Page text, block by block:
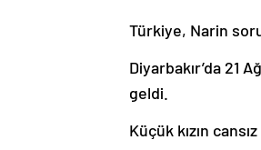
Türkiye, Narin
Diyarbakır’da 21
geldi.
Küçük kızın